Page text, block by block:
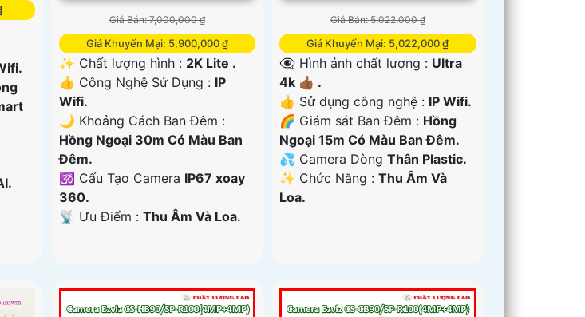
Giá Bán: 7,000,000 ₫
Giá Khuyến Mại: 5,900,000 ₫
✨ Chất lượng hình : 2K Lite .
👍 Công Nghệ Sử Dụng : IP
Wifi.
🌙 Khoảng Cách Ban Đêm :
Hồng Ngoại 30m Có Màu Ban
Ðêm.
🕉️ Cấu Tạo Camera IP67 xoay
360.
️📡 Ưu Điểm : Thu Âm Và Loa.
Giá Bán: 5,022,000 ₫
Giá Khuyến Mại: 5,022,000 ₫
👁️‍🗨 Hình ảnh chất lượng : Ultra
4k 👍🏾 .
👍 Sử dụng công nghệ : IP Wifi.
🌈 Giám sát Ban Đêm : Hồng
Ngoại 15m Có Màu Ban Ðêm.
💦 Camera DòngThân Plastic.
️✨ Chức Năng :Thu Âm Và
Loa.